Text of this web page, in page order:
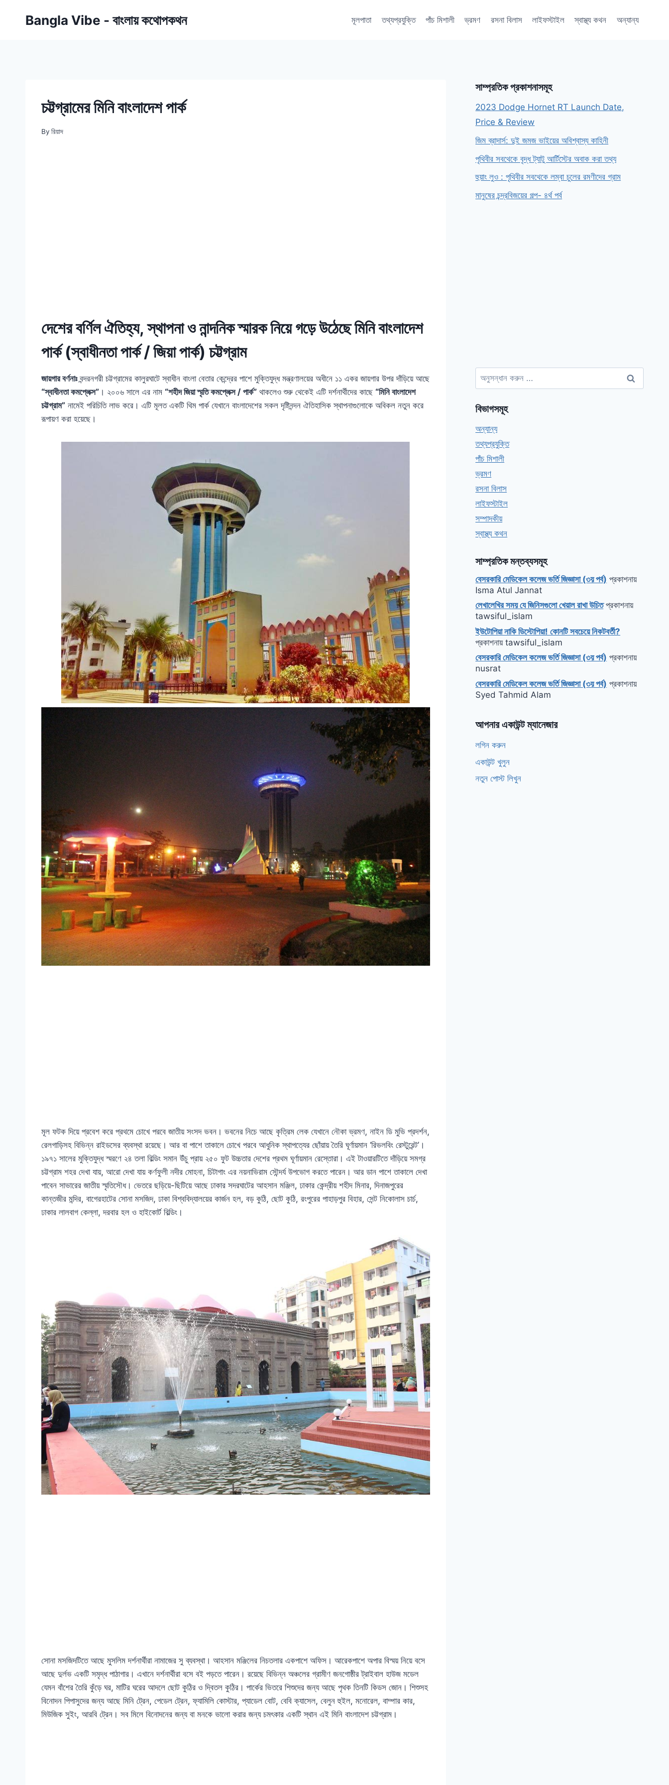
Bangla Vibe - বাংলায় কথোপকথন মূলপাতা তথ্যপ্রযুক্তি পাঁচ মিশালী ভ্রমণ রসনা বিলাস লাইফস্টাইল স্বাস্থ্য কথন অন্যান্য
চট্টগ্রামের মিনি বাংলাদেশ পার্ক
By রিয়াদ
দেশের বর্ণিল ঐতিহ্য, স্থাপনা ও নান্দনিক স্মারক নিয়ে গড়ে উঠেছে মিনি বাংলাদেশ
পার্ক (স্বাধীনতা পার্ক / জিয়া পার্ক) চট্টগ্রাম
জায়গার বর্ণনাঃবন্দরনগরী চট্টগ্রামের কালুরঘাটে স্বাধীন বাংলা বেতার কেন্দ্রের পাশে মুক্তিযুদ্ধ মন্ত্রণালয়ের অধীনে ১১ একর জায়গার উপর দাঁড়িয়ে আছে
“স্বাধীনতা কমপ্লেক্স” । ২০০৬ সালে এর নাম “শহীদ জিয়া স্মৃতি কমপ্লেক্স / পার্ক” থাকলেও শুরু থেকেই এটি দর্শনার্থীদের কাছে “মিনি বাংলাদেশ
চট্টগ্রাম” নামেই পরিচিতি লাভ করে। এটি মূলত একটি থিম পার্ক যেখানে বাংলাদেশের সকল দৃষ্টিনন্দন ঐতিহাসিক স্থাপনাগুলোকে অবিকল নতুন করে
রূপায়ণ করা হয়েছে।
মূল ফটক দিয়ে প্রবেশ করে প্রথমে চোখে পরবে জাতীয় সংসদ ভবন। ভবনের নিচে আছে কৃত্রিম লেক যেখানে নৌকা ভ্রমণ, নাইন ডি মুভি প্রদর্শন,
রেলগাড়িসহ বিভিন্ন রাইডসের ব্যবস্থা রয়েছে। আর বা পাশে তাকালে চোখে পরবে আধুনিক স্থাপত্যের ছোঁয়ায় তৈরি ঘূর্ণায়মান ‘রিভলবিং রেস্টুরেন্ট’।
১৯৭১ সালের মুক্তিযুদ্ধ স্মরণে ২৪ তলা বিল্ডিং সমান উঁচু প্রায় ২৫০ ফুট উচ্চতার দেশের প্রথম ঘূর্ণায়মান রেস্তোরা। এই টাওয়ারটিতে দাঁড়িয়ে সমগ্র
চট্টগ্রাম শহর দেখা যায়, আরো দেখা যায় কর্ণফুলী নদীর মোহনা, চিটাগাং এর নয়নাভিরাম সৌন্দর্য উপভোগ করতে পারেন। আর ডান পাশে তাকালে দেখা
পাবেন সাভারের জাতীয় স্মৃতিসৌধ। ভেতরে ছড়িয়ে-ছিটিয়ে আছে ঢাকার সদরঘাটের আহসান মঞ্জিল, ঢাকার কেন্দ্রীয় শহীদ মিনার, দিনাজপুরের
কান্তজীর মন্দির, বাগেরহাটের সোনা মসজিদ, ঢাকা বিশ্ববিদ্যালয়ের কার্জন হল, বড় কুঠি, ছোট কুঠি, রংপুরের পাহাড়পুর বিহার, সেন্ট নিকোলাস চার্চ,
ঢাকার লালবাগ কেল্লা, দরবার হল ও হাইকোর্ট বিল্ডিং।
সোনা মসজিদটিতে আছে মুসলিম দর্শনার্থীরা নামাজের সু ব্যবস্থা। আহসান মঞ্জিলের নিচতলার একপাশে অফিস। আরেকপাশে অপার বিস্ময় নিয়ে বসে
আছে দুর্লভ একটি সমৃদ্ধ পাঠাগার। এখানে দর্শনার্থীরা বসে বই পড়তে পারেন। রয়েছে বিভিন্ন অঞ্চলের গ্রামীণ জনগোষ্ঠীর ট্রাইবাল হাউজ মডেল
যেমন বাঁশের তৈরি কুঁড়ে ঘর, মাটির ঘরের আদলে ছোট কুঠির ও দ্বিতল কুঠির। পার্কের ভিতরে শিশুদের জন্য আছে পৃথক তিনটি কিডস জোন। শিশুসহ
বিনোদন পিপাসুদের জন্য আছে মিনি ট্রেন, পেডেল ট্রেন, ফ্যামিলি কোস্টার, প্যাডেল বোট, বেবি ক্যাসেল, বেলুন হুইল, মনোরেল, বাম্পার কার,
মিউজিক সুইং, আরবি ট্রেন। সব মিলে বিনোদনের জন্য বা মনকে ভালো করার জন্য চমৎকার একটি স্থান এই মিনি বাংলাদেশ চট্টগ্রাম।
সাম্প্রতিক প্রকাশনাসমূহ
2023 Dodge Hornet RT Launch Date,
Price & Review
জিম ব্রাদার্স: দুই জমজ ভাইয়ের অবিশ্বাস্য কাহিনী
পৃথিবীর সবথেকে বৃদ্ধ ট্যাটু আর্টিস্টের অবাক করা তথ্য
হুয়াং লুও : পৃথিবীর সবথেকে লম্বা চুলের রমণীদের গ্রাম
মানুষের চন্দ্রবিজয়ের গল্প- ৪র্থ পর্ব
অনুসন্ধানঃ
বিভাগসমূহ
অন্যান্য
তথ্যপ্রযুক্তি
পাঁচ মিশালী
ভ্রমণ
রসনা বিলাস
লাইফস্টাইল
সম্পাদকীয়
স্বাস্থ্য কথন
সাম্প্রতিক মন্তব্যসমূহ
বেসরকারি মেডিকেল কলেজ ভর্তি জিজ্ঞাসা (৩য় পর্ব) প্রকাশনায়
Isma Atul Jannat
লেখালেখির সময় যে জিনিসগুলো খেয়াল রাখা উচিতপ্রকাশনায়
tawsiful_islam
ইউটোপিয়া নাকি ডিস্টোপিয়া! কোনটি সবচেয়ে নিকটবর্তী?
প্রকাশনায়tawsiful_islam
বেসরকারি মেডিকেল কলেজ ভর্তি জিজ্ঞাসা (৩য় পর্ব) প্রকাশনায়
nusrat
বেসরকারি মেডিকেল কলেজ ভর্তি জিজ্ঞাসা (৩য় পর্ব) প্রকাশনায়
Syed Tahmid Alam
আপনার একাউন্ট ম্যানেজার
লগিন করুন
একাউন্ট খুলুন
নতুন পোস্ট লিখুন